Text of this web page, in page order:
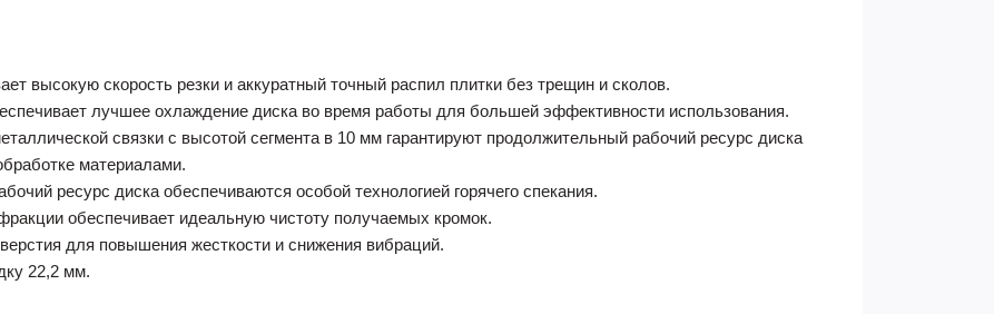
высокую скорость резки и аккуратный точный распил плитки без трещин и сколов.
лучшее охлаждение диска во время работы для большей эффективности использования.
связки с высотой сегмента в 10 мм гарантируют продолжительный рабочий ресурс диска
материалами.
ресурс диска обеспечиваются особой технологией горячего спекания.
обеспечивает идеальную чистоту получаемых кромок.
для повышения жесткости и снижения вибраций.
22,2 мм.